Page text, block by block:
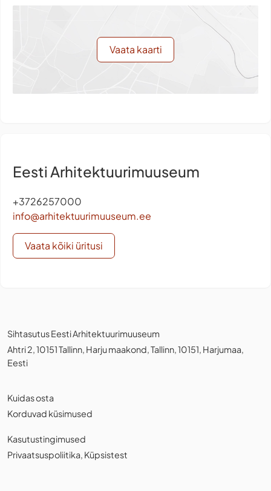
Vaata kaarti
Eesti Arhitektuurimuuseum
+3726257000
info@arhitektuurimuuseum.ee
Vaata kõiki üritusi
Sihtasutus Eesti Arhitektuurimuuseum
Ahtri 2, 10151 Tallinn, Harju maakond, Tallinn, 10151, Harjumaa,
Eesti
Kuidas osta
Korduvad küsimused
Kasutustingimused
Privaatsuspoliitika, Küpsistest